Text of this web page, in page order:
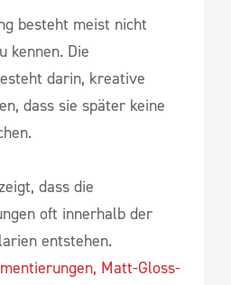
besteht meist nicht
kennen. Die
darin, kreative
dass sie später keine
dass die
oft innerhalb der
entstehen.
Matt-Gloss-